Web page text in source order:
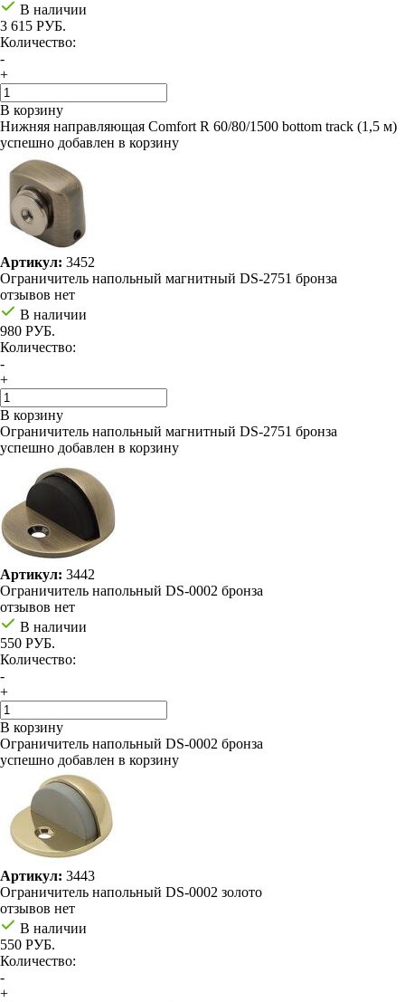
В наличии
3 615 РУБ.
Количество:
-
+
В корзину
Нижняя направляющая Comfort R 60/80/1500 bottom track (1,5 м)
успешно добавлен в корзину
Артикул: 3452
Ограничитель напольный магнитный DS-2751 бронза
отзывов нет
В наличии
980 РУБ.
Количество:
-
+
В корзину
Ограничитель напольный магнитный DS-2751 бронза
успешно добавлен в корзину
Артикул: 3442
Ограничитель напольный DS-0002 бронза
отзывов нет
В наличии
550 РУБ.
Количество:
-
+
В корзину
Ограничитель напольный DS-0002 бронза
успешно добавлен в корзину
Артикул: 3443
Ограничитель напольный DS-0002 золото
отзывов нет
В наличии
550 РУБ.
Количество:
-
+